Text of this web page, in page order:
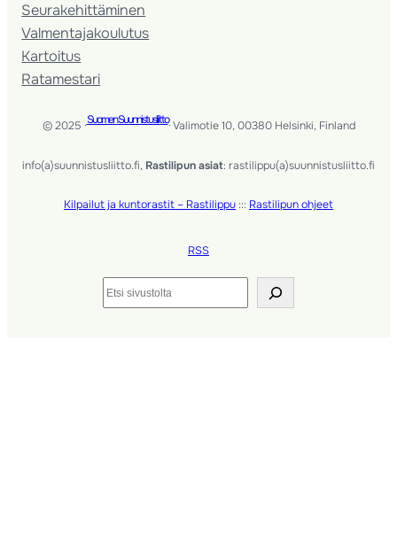
Seura­kehittäminen
Valmentaja­koulutus
Kartoitus
Ratamestari
© 2025 ·Suomen Suunnistusliitto· Valimotie 10, 00380 Helsinki, Finland
info(a)suunnistusliitto.fi, Rastilipun asiat: rastilippu(a)suunnistusliitto.fi
Kilpailut ja kuntorastit – Rastilippu ::: Rastilipun ohjeet
RSS
Etsi